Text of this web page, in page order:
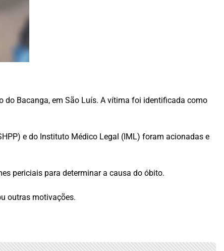
do Bacanga, em São Luís. A vítima foi identificada como
e do Instituto Médico Legal (IML) foram acionadas e
periciais para determinar a causa do óbito.
outras motivações.